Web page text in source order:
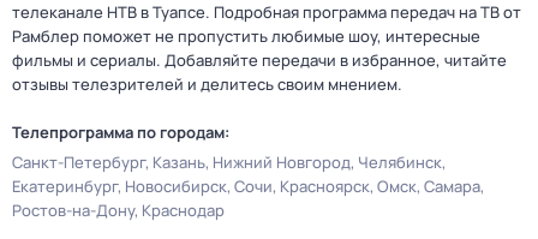
телеканале НТВ в Туапсе. Подробная программа передач на ТВ от
Рамблер поможет не пропустить любимые шоу, интересные
фильмы и сериалы. Добавляйте передачи в избранное, читайте
отзывы телезрителей и делитесь своим мнением.
Телепрограмма по городам:
Санкт-Петербург Казань Нижний Новгород Челябинск
Екатеринбург Новосибирск Сочи Красноярск Омск Самара
Ростов-на-Дону Краснодар